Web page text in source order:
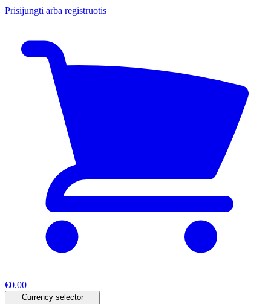
Prisijungti arba registruotis
€0.00
Currency selector